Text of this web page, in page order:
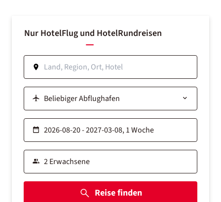
Nur HotelFlug und HotelRundreisen
Reise finden